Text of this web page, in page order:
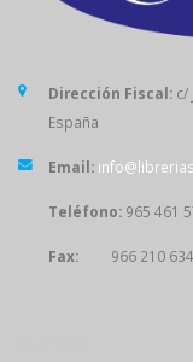
Dirección Fiscal: c/
España
Email:
Teléfono: 965 461
Fax: 966 210 634